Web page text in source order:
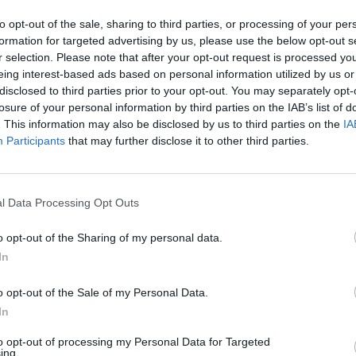
opt-out of the sale, sharing to third parties, or processing of your
for targeted advertising by us, please use the below opt-out
selection. Please note that after your opt-out request is processed
interest-based ads based on personal information utilized by us
to third parties prior to your opt-out. You may separately
of your personal information by third parties on the IAB’s list of
This information may also be disclosed by us to third parties on the
Participants that may further disclose it to other third parties.
Data Processing Opt Outs
opt-out of the Sharing of my personal data.
opt-out of the Sale of my Personal Data.
opt-out of processing my Personal Data for Targeted
θερμοκρασίες θα επικρατήσουν σε
τιμή της θερμοκρασίας θα φθάσει
Μακεδονία και το εσωτερικό
Κελσίου ενώ οι ελάχιστες τιμές της
Κελσίου.
τιμή της θερμοκρασίας θα φθάσει
Στερεάς και της Θεσσαλίας τους
τιμές της θα κυμανθούν περί